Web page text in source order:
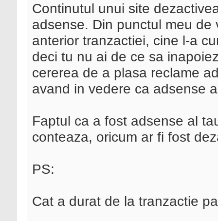
Continutul unui site
adsense. Din punctul meu
anterior tranzactiei, cine l-a
deci tu nu ai de ce sa
cererea de a plasa reclame
avand in vedere ca adsense
Faptul ca a fost adsense al
conteaza, oricum ar fi fost
PS:
Cat a durat de la tranzactie